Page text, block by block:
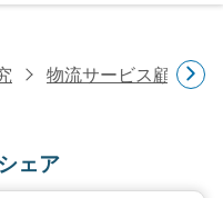
物流サービス顧客研究
ェア